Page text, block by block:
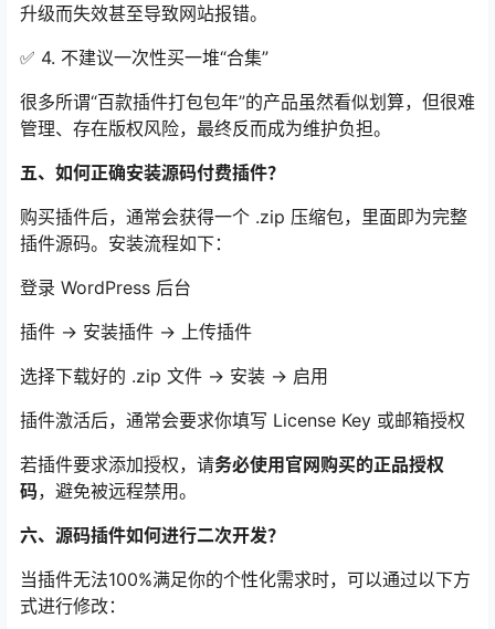
升级而失效甚至导致网站报错。
✅ 4. 不建议一次性买一堆“合集”
很多所谓“百款插件打包包年”的产品虽然看似划算，但很难
管理、存在版权风险，最终反而成为维护负担。
五、如何正确安装源码付费插件？
购买插件后，通常会获得一个 .zip 压缩包，里面即为完整
插件源码。安装流程如下：
登录 WordPress 后台
插件 → 安装插件 → 上传插件
选择下载好的 .zip 文件 → 安装 → 启用
插件激活后，通常会要求你填写 License Key 或邮箱授权
若插件要求添加授权，请务必使用官网购买的正品授权
码，避免被远程禁用。
六、源码插件如何进行二次开发？
当插件无法100%满足你的个性化需求时，可以通过以下方
式进行修改：